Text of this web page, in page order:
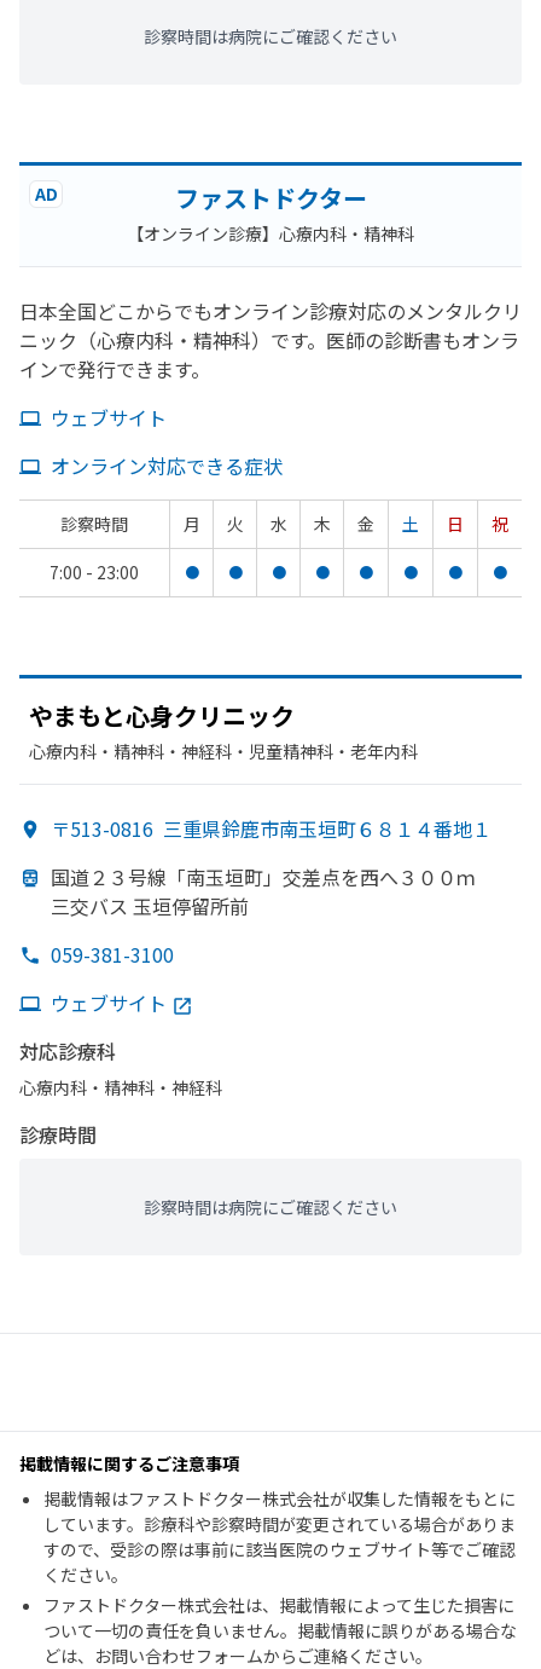
診察時間は病院にご確認ください
AD ファストドクター
【オンライン診療】心療内科・精神科
日本全国どこからでもオンライン診療対応のメンタルクリ
ニック（心療内科・精神科）です。医師の診断書もオンラ
インで発行できます。
ウェブサイト
オンライン対応できる症状
診察時間 月 火 水 木 金 土 日
祝
7:00 - 23:00
● ● ● ● ● ● ● ●
やまもと心身クリニック
心療内科・​精神科・神経科・​児童精神科・​老年内科
〒513-0816 三重県鈴鹿市南玉垣町６８１４番地１
国道２３号線 「南玉垣町」 交差点を西へ３００ｍ
三交バス 玉垣停留所前
059-381-3100
ウェブサイト
対応診療科
心療内科・​精神科・神経科
診療時間
診察時間は病院にご確認ください
掲載情報に関するご注意事項
掲載情報はファストドクター株式会社が収集した情報をもとに
しています。診療科や診察時間が変更されている場合がありま
すので、受診の際は事前に該当医院のウェブサイト等でご確認
ください。
ファストドクター株式会社は、掲載情報によって生じた損害に
ついて一切の責任を負いません。掲載情報に誤りがある場合な
どは、お問い合わせフォームからご連絡ください。